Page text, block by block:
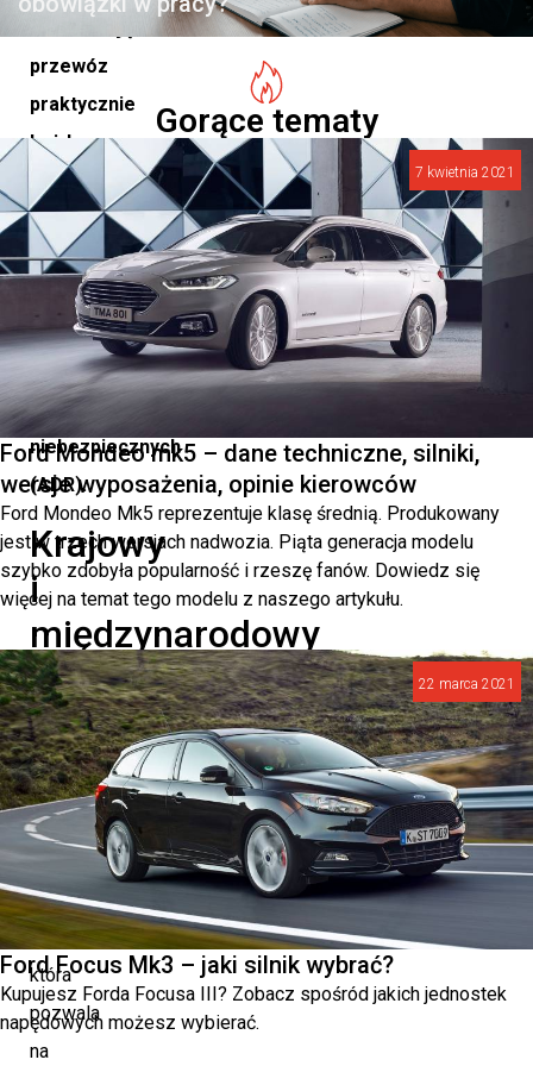
przewóz
praktycznie
każdego
towaru,
w
tym
ładunków
ponadgabarytowych,
wrażliwych
i
niebezpiecznych
(ADR).
Krajowy
i
międzynarodowy
transport
drogowy
Polska
posiada
gęstą
sieć
drogową,
która
pozwala
na
Gorące tematy
7 kwietnia 2021
Ford Mondeo mk5 – dane techniczne, silniki,
wersje wyposażenia, opinie kierowców
Ford Mondeo Mk5 reprezentuje klasę średnią. Produkowany
jest w trzech wersjach nadwozia. Piąta generacja modelu
szybko zdobyła popularność i rzeszę fanów. Dowiedz się
więcej na temat tego modelu z naszego artykułu.
22 marca 2021
Ford Focus Mk3 – jaki silnik wybrać?
Kupujesz Forda Focusa III? Zobacz spośród jakich jednostek
napędowych możesz wybierać.